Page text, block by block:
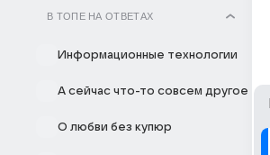
В ТОПЕ НА ОТВЕТАХ
Информационные технологии
А сейчас что-то совсем другое
О любви без купюр